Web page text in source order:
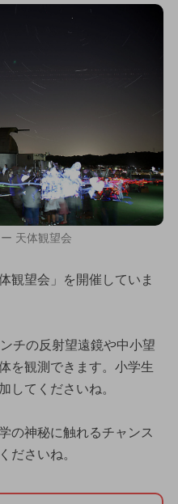
天体観望会
観望会」を開催していま
チの反射望遠鏡や中小望
を観測できます。小学生
してくださいね。
の神秘に触れるチャンス
ださいね。